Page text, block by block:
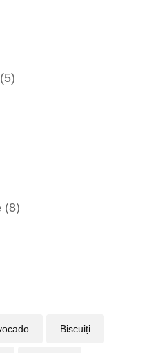
(5)
(8)
Biscuiți